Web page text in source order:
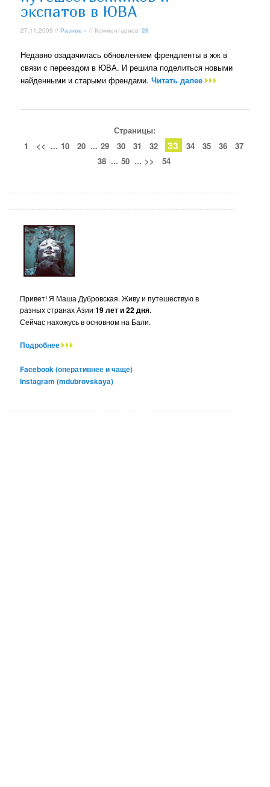
экспатов в ЮВА
27.11.2009 //Разное » // Комментариев:26
Недавно озадачилась обновлением френдленты в жж в
связи с переездом в ЮВА. И решила поделиться новыми
найденными и старыми френдами.Читать далее
Страницы:
1
<< ... 10 20 ... 29 30 31 32 33 34 35 36
37
38 ... 50 ... >> 54
Привет! Я Маша Дубровская. Живу и путешествую в
разных странах Азии19 лет и 22 дня.
Сейчас нахожусь в основном на Бали.
Подробнее
Facebook (оперативнее и чаще)
Instagram (mdubrovskaya)